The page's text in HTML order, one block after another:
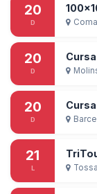
20
D
20
D
20
D
21
L